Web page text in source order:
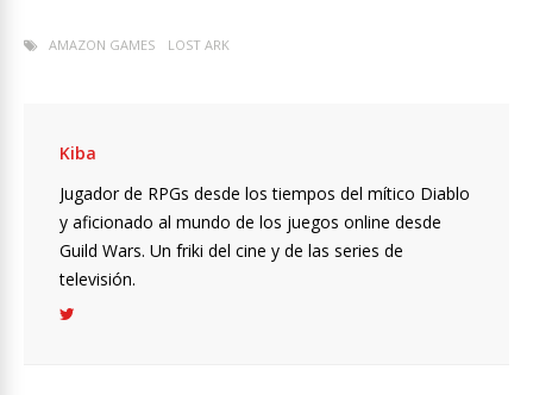
AMAZON GAMES LOST ARK
Kiba
Jugador de RPGs desde los tiempos del mítico Diablo
y aficionado al mundo de los juegos online desde
Guild Wars. Un friki del cine y de las series de
televisión.